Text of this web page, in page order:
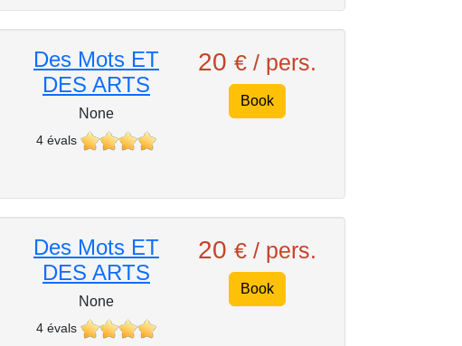
Des Mots ET
DES ARTS
None
4 évals
20€ / pers.
Book
Des Mots ET
DES ARTS
None
4 évals
20€ / pers.
Book